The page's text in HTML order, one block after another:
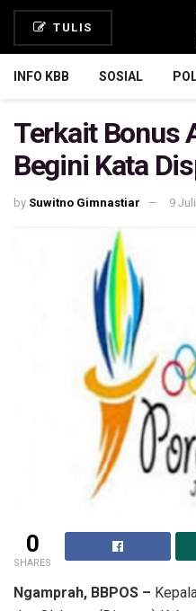
TULIS
INFO KBB SOSIAL
Terkait Bonus
Begini Kata
by Suwitno Gimnastiar 9
0
SHARES
Ngamprah, BBPOS –